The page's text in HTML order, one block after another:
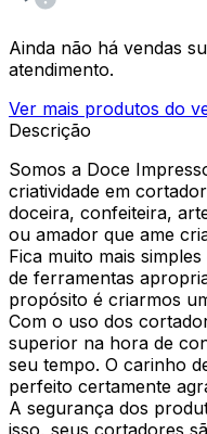
Ainda não há vendas
atendimento.
Ver mais produtos do
Descrição
Somos a Doce
criatividade em
doceira, confeiteira,
ou amador que ame
Fica muito mais
de ferramentas
propósito é criarmos
Com o uso dos
superior na hora de
seu tempo. O carinho
perfeito certamente
A segurança dos
isso, seus cortadores